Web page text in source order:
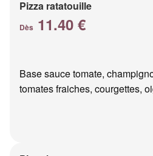
Pizza ratatouille
Dès 11.40 €
Base sauce tomate,
tomates fraiches, courgettes,